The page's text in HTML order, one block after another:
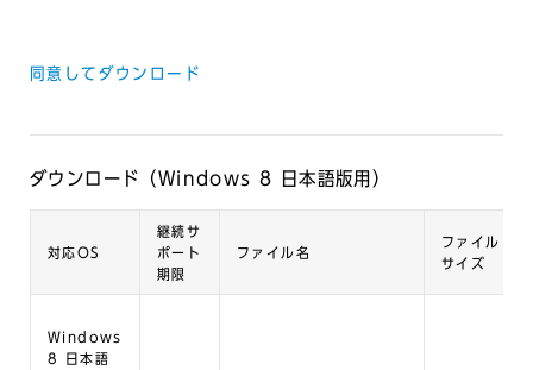
同意してダウンロード
ダウンロード（Windows 8 日本語版用）
対応OS
継続サ
ポート
期限
ファイル名
ファイル
サイズ
Windows
8 日本語